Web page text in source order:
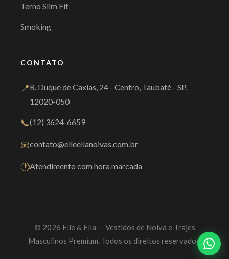
Terno Slim Fit
Smoking
CONTATO
📍R. Duque de Caxias, 24 - Centro, Taubaté - SP,
12020-050
📞(12) 3624-6659
📧contato@elleellanoivas.com.br
🕐Atendimento com hora marcada
© 2026 Elle & Ella — Vestidos de Noiva e Trajes
Masculinos Premium. Todos os direitos reservados.